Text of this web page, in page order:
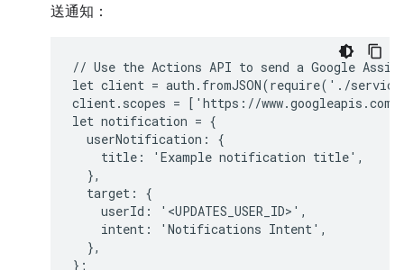
送通知：
// Use the Actions API to send a Google
let client = auth.fromJSON(require('./
client.scopes =
['https://
let notification =
userNotification:
title:
'Example notification
target:
userId:
intent:
'Notifications
},
};